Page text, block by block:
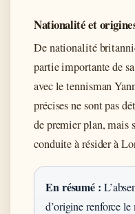
Nationalité et
De nationalité
partie importante de
avec le tennisman
précises ne sont pas
de premier plan, mais
conduite à résider à
En résumé :
d’origine renforce